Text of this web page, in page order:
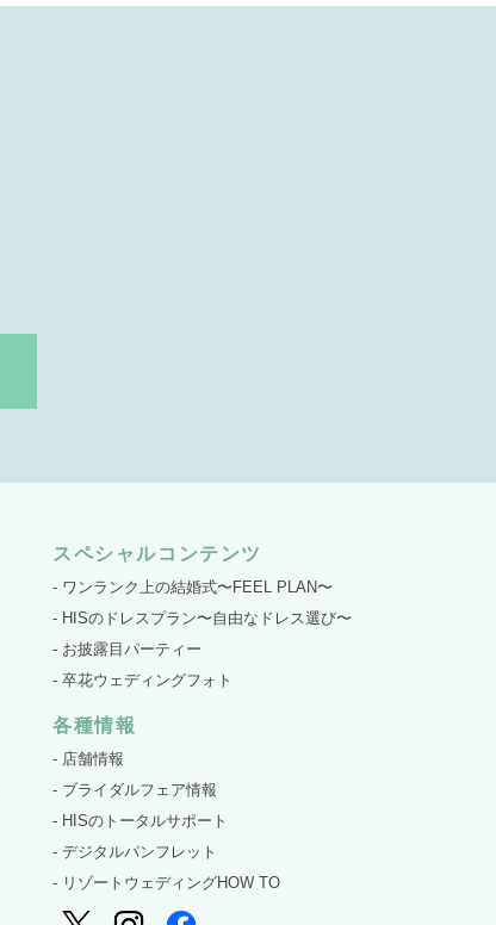
スペシャルコンテンツ
- ワンランク上の結婚式〜FEEL PLAN〜
- HISのドレスプラン〜自由なドレス選び〜
- お披露目パーティー
- 卒花ウェディングフォト
各種情報
- 店舗情報
- ブライダルフェア情報
- HISのトータルサポート
- デジタルパンフレット
- リゾートウェディングHOW TO